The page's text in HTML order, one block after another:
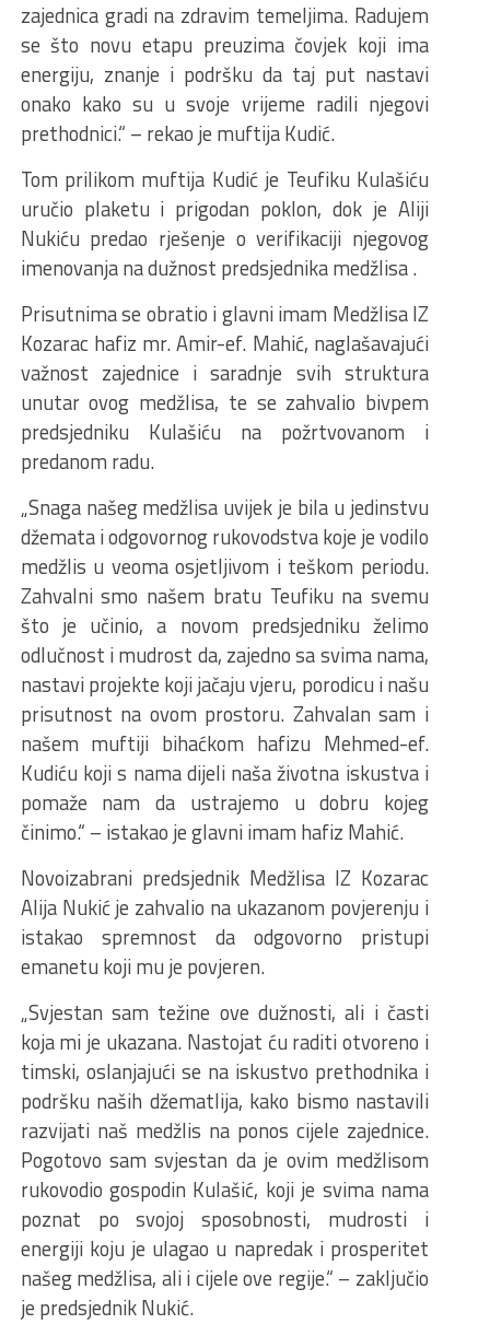
zajednica gradi na zdravim temeljima. Radujem
se što novu etapu preuzima čovjek koji ima
energiju, znanje i podršku da taj put nastavi
onako kako su u svoje vrijeme radili njegovi
prethodnici.“ – rekao je muftija Kudić.
Tom prilikom muftija Kudić je Teufiku Kulašiću
uručio plaketu i prigodan poklon, dok je Aliji
Nukiću predao rješenje o verifikaciji njegovog
imenovanja na dužnost predsjednika medžlisa .
Prisutnima se obratio i glavni imam Medžlisa IZ
Kozarac hafiz mr. Amir-ef. Mahić, naglašavajući
važnost zajednice i saradnje svih struktura
unutar ovog medžlisa, te se zahvalio bivpem
predsjedniku Kulašiću na požrtvovanom i
predanom radu.
„Snaga našeg medžlisa uvijek je bila u jedinstvu
džemata i odgovornog rukovodstva koje je vodilo
medžlis u veoma osjetljivom i teškom periodu.
Zahvalni smo našem bratu Teufiku na svemu
što je učinio, a novom predsjedniku želimo
odlučnost i mudrost da, zajedno sa svima nama,
nastavi projekte koji jačaju vjeru, porodicu i našu
prisutnost na ovom prostoru. Zahvalan sam i
našem muftiji bihaćkom hafizu Mehmed-ef.
Kudiću koji s nama dijeli naša životna iskustva i
pomaže nam da ustrajemo u dobru kojeg
činimo.“ – istakao je glavni imam hafiz Mahić.
Novoizabrani predsjednik Medžlisa IZ Kozarac
Alija Nukić je zahvalio na ukazanom povjerenju i
istakao spremnost da odgovorno pristupi
emanetu koji mu je povjeren.
„Svjestan sam težine ove dužnosti, ali i časti
koja mi je ukazana. Nastojat ću raditi otvoreno i
timski, oslanjajući se na iskustvo prethodnika i
podršku naših džematlija, kako bismo nastavili
razvijati naš medžlis na ponos cijele zajednice.
Pogotovo sam svjestan da je ovim medžlisom
rukovodio gospodin Kulašić, koji je svima nama
poznat po svojoj sposobnosti, mudrosti i
energiji koju je ulagao u napredak i prosperitet
našeg medžlisa, ali i cijele ove regije.“ – zaključio
je predsjednik Nukić.